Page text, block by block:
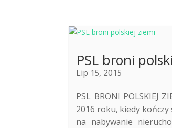
PSL broni
Lip 15, 2015
PSL BRONI POLSKIEJ
2016 roku, kiedy
na nabywanie